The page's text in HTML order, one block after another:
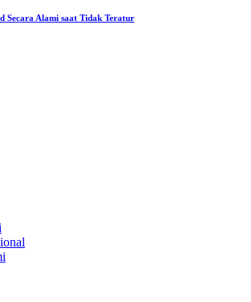
Secara Alami saat Tidak Teratur